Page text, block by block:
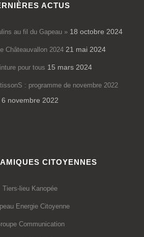
ACTUS
au fil du Gapeau » 18 octobre 2024
Châteauvallon 2024 21 mai 2024
pour tous 15 mars 2024
: programme de novembre 2022
6 novembre 2022
CITOYENNES
Tiers-lieu Kanopée
Energie Citoyenne
Communication